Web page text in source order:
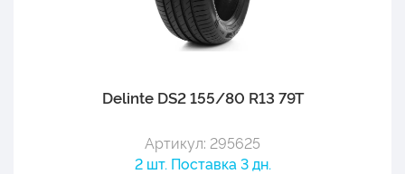
Delinte DS2 155/80 R13 79T
Артикул: 295625
2 шт. Поставка 3 дн.